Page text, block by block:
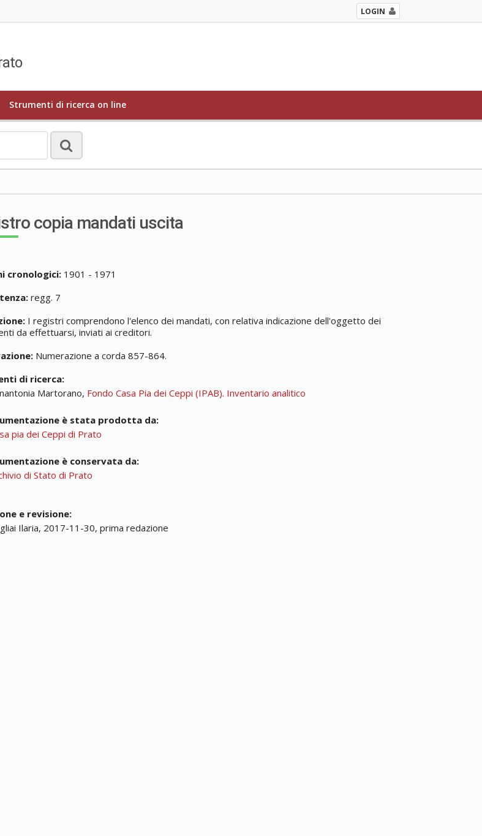
LOGIN
Strumenti di ricerca on line
copia mandati uscita
cronologici: 1901 - 1971
regg. 7
I registri comprendono l'elenco dei mandati, con relativa indicazione dell'oggetto dei
da effettuarsi, inviati ai creditori.
Numerazione a corda 857-864.
di ricerca:
Martorano, Fondo Casa Pia dei Ceppi (IPAB). Inventario analitico
è stata prodotta da:
pia dei Ceppi di Prato
è conservata da:
di Stato di Prato
e revisione:
Ilaria, 2017-11-30, prima redazione